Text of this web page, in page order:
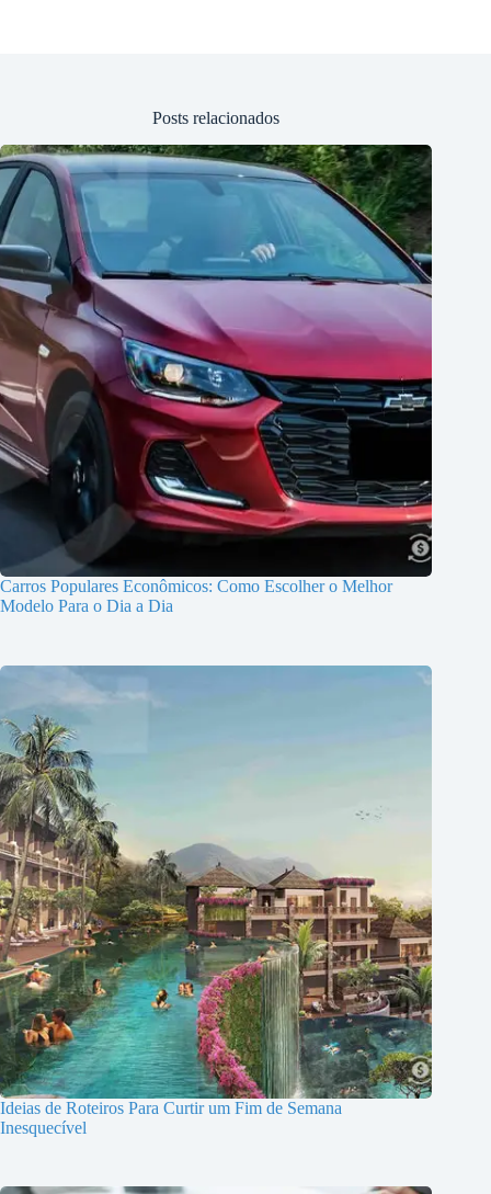
Posts relacionados
Carros Populares Econômicos: Como Escolher o Melhor
Modelo Para o Dia a Dia
Ideias de Roteiros Para Curtir um Fim de Semana
Inesquecível